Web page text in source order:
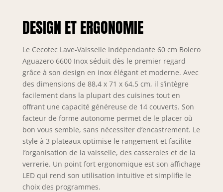
Lavage, Filtre
Antibactérien et
Système Bws,
Acier
célébration 44 dB:
Avec cette faible
vous ne saurez pas
que le lave-vaisselle
est en activité en
raison de la
Silencieux c'est, ce
qui fera pendant le
séjour dans la
cuisine, vous
pouvez en profiter
sans que cela vous
dérange Système
Bluewater (BWS):
système de
DESIGN ET ERGONOMIE
Le Cecotec Lave-Vaisselle Indépendante 60 cm Bolero
Aguazero 6600 Inox séduit dès le premier regard
grâce à son design en inox élégant et moderne. Avec
des dimensions de 88,4 x 71 x 64,5 cm, il s’intègre
facilement dans la plupart des cuisines tout en
offrant une capacité généreuse de 14 couverts. Son
facteur de forme autonome permet de le placer où
bon vous semble, sans nécessiter d’encastrement. Le
style à 3 plateaux optimise le rangement et facilite
l’organisation de la vaisselle, des casseroles et de la
verrerie. Un point fort ergonomique est son affichage
LED qui rend son utilisation intuitive et simplifie le
choix des programmes.